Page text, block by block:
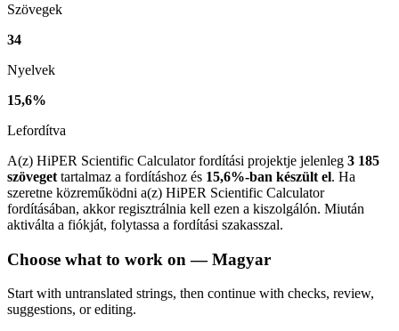
Szövegek
34
Nyelvek
15,6%
Lefordítva
A(z) HiPER Scientific Calculator fordítási projektje jelenleg 3 185
szöveget tartalmaz a fordításhoz és 15,6%-ban készült el. Ha
szeretne közreműködni a(z) HiPER Scientific Calculator
fordításában, akkor regisztrálnia kell ezen a kiszolgálón. Miután
aktiválta a fiókját, folytassa a fordítási szakasszal.
Choose what to work on — Magyar
Start with untranslated strings, then continue with checks, review,
suggestions, or editing.